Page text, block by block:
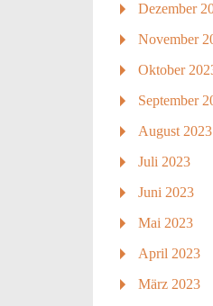
Dezember
November
Oktober
September
August 2023
Juli 2023
Juni 2023
Mai 2023
April 2023
März 2023